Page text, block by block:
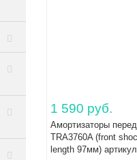
1 590 руб.
Амортизаторы
TRA3760A (front
length 97мм)